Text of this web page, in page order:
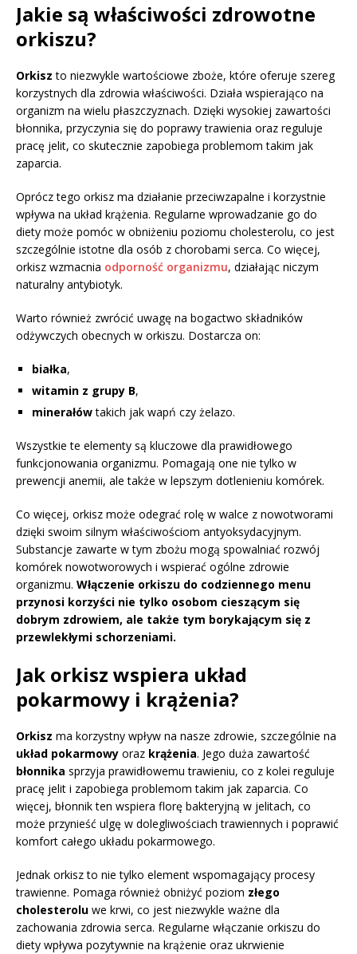
Jakie są właściwości zdrowotne
orkiszu?
Orkisz to niezwykle wartościowe zboże, które oferuje szereg
korzystnych dla zdrowia właściwości. Działa wspierająco na
organizm na wielu płaszczyznach. Dzięki wysokiej zawartości
błonnika, przyczynia się do poprawy trawienia oraz reguluje
pracę jelit, co skutecznie zapobiega problemom takim jak
zaparcia.
Oprócz tego orkisz ma działanie przeciwzapalne i korzystnie
wpływa na układ krążenia. Regularne wprowadzanie go do
diety może pomóc w obniżeniu poziomu cholesterolu, co jest
szczególnie istotne dla osób z chorobami serca. Co więcej,
orkisz wzmacnia odporność organizmu, działając niczym
naturalny antybiotyk.
Warto również zwrócić uwagę na bogactwo składników
odżywczych obecnych w orkiszu. Dostarcza on:
białka,
witamin z grupy B,
minerałówtakich jak wapń czy żelazo.
Wszystkie te elementy są kluczowe dla prawidłowego
funkcjonowania organizmu. Pomagają one nie tylko w
prewencji anemii, ale także w lepszym dotlenieniu komórek.
Co więcej, orkisz może odegrać rolę w walce z nowotworami
dzięki swoim silnym właściwościom antyoksydacyjnym.
Substancje zawarte w tym zbożu mogą spowalniać rozwój
komórek nowotworowych i wspierać ogólne zdrowie
organizmu. Włączenie orkiszu do codziennego menu
przynosi korzyści nie tylko osobom cieszącym się
dobrym zdrowiem, ale także tym borykającym się z
przewlekłymi schorzeniami.
Jak orkisz wspiera układ
pokarmowy i krążenia?
Orkisz ma korzystny wpływ na nasze zdrowie, szczególnie na
układ pokarmowy oraz krążenia. Jego duża zawartość
błonnika sprzyja prawidłowemu trawieniu, co z kolei reguluje
pracę jelit i zapobiega problemom takim jak zaparcia. Co
więcej, błonnik ten wspiera florę bakteryjną w jelitach, co
może przynieść ulgę w dolegliwościach trawiennych i poprawić
komfort całego układu pokarmowego.
Jednak orkisz to nie tylko element wspomagający procesy
trawienne. Pomaga również obniżyć poziom złego
cholesterolu we krwi, co jest niezwykle ważne dla
zachowania zdrowia serca. Regularne włączanie orkiszu do
diety wpływa pozytywnie na krążenie oraz ukrwienie